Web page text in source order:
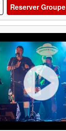
Reserver Groupe